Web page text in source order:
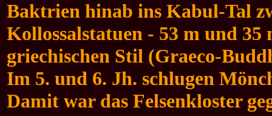
Baktrien hinab ins Kabul-Tal
Kollossalstatuen - 53 m und 35
griechischen Stil (Graeco-
Im 5. und 6. Jh. schlugen
Damit war das Felsenkloster